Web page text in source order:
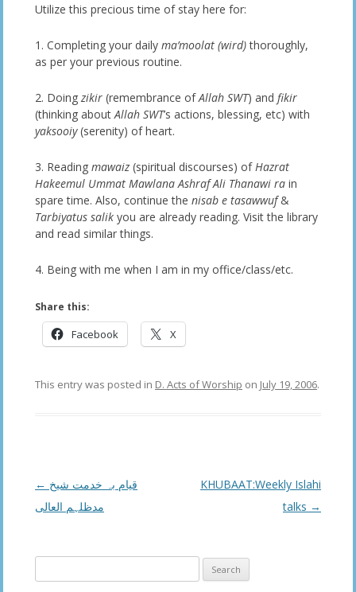
Utilize this precious time of stay here for:
1. Completing your daily ma’moolat (wird)thoroughly,
as per your previous routine.
2. Doing zikir (remembrance ofAllah SWT) and fikir
(thinking about Allah SWT’s actions, blessing, etc) with
yaksooiy(serenity) of heart.
3. Reading mawaiz (spiritual discourses) of Hazrat
Hakeemul Ummat Mawlana Ashraf Ali Thanawi ra in
spare time. Also, continue the nisab e tasawwuf&
Tarbiyatus salik you are already reading. Visit the library
and read similar things.
4. Being with me when I am in my office/class/etc.
Share this:
Facebook X
This entry was posted in D. Acts of Worship on July 19, 2006.
Post
navigation
←
مدظلہم العالی
KHUBAAT:Weekly Islahi
talks →
for: